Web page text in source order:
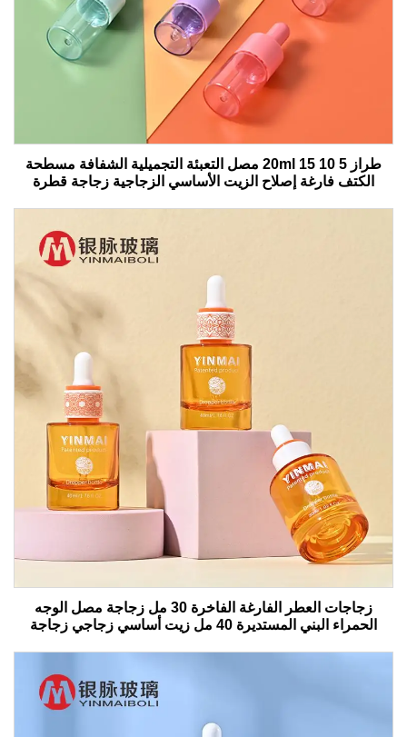
طراز 5 10 15 20ml مصل التعبئة التجميلية الشفافة مسطحة
الكتف فارغة إصلاح الزيت الأساسي الزجاجية زجاجة قطرة
زجاجات العطر الفارغة الفاخرة 30 مل زجاجة مصل الوجه
الحمراء البني المستديرة 40 مل زيت أساسي زجاجي زجاجة